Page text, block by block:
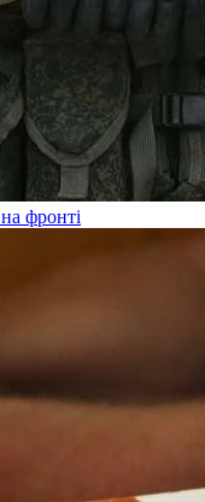
фронті